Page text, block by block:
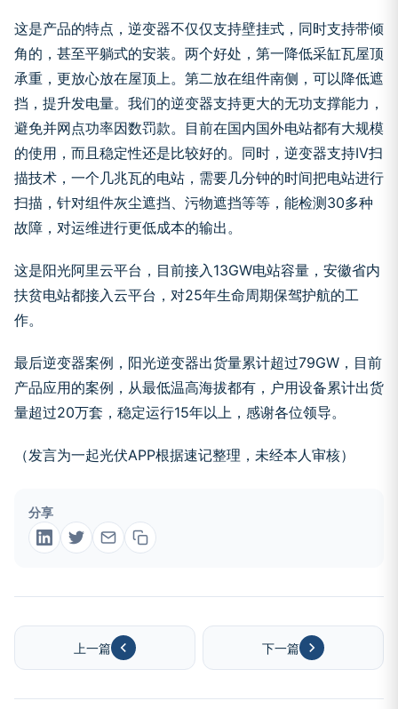
这是产品的特点，逆变器不仅仅支持壁挂式，同时支持带倾
角的，甚至平躺式的安装。两个好处，第一降低采缸瓦屋顶
承重，更放心放在屋顶上。第二放在组件南侧，可以降低遮
挡，提升发电量。我们的逆变器支持更大的无功支撑能力，
避免并网点功率因数罚款。目前在国内国外电站都有大规模
的使用，而且稳定性还是比较好的。同时，逆变器支持IV扫
描技术，一个几兆瓦的电站，需要几分钟的时间把电站进行
扫描，针对组件灰尘遮挡、污物遮挡等等，能检测30多种
故障，对运维进行更低成本的输出。
这是阳光阿里云平台，目前接入13GW电站容量，安徽省内
扶贫电站都接入云平台，对25年生命周期保驾护航的工
作。
最后逆变器案例，阳光逆变器出货量累计超过79GW，目前
产品应用的案例，从最低温高海拔都有，户用设备累计出货
量超过20万套，稳定运行15年以上，感谢各位领导。
（发言为一起光伏APP根据速记整理，未经本人审核）
分享
上一篇 下一篇